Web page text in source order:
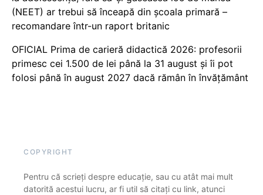
(NEET) ar trebui să înceapă din școala primară –
recomandare într-un raport britanic
OFICIAL Prima de carieră didactică 2026: profesorii
primesc cei 1.500 de lei până la 31 august și îi pot
folosi până în august 2027 dacă rămân în învățământ
COPYRIGHT
Pentru că scrieți despre educație, sau cu atât mai mult
datorită acestui lucru, ar fi util să citați cu link, atunci